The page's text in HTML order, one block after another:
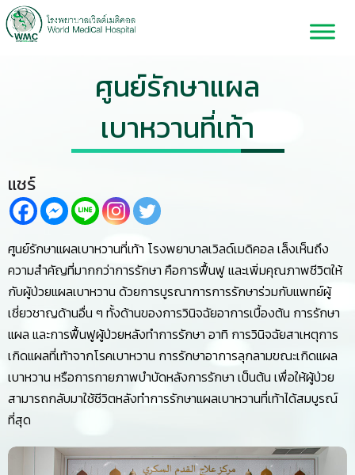
ศูนย์รักษาแผล
เบาหวานที่เท้า
แชร์
ศูนย์รักษาแผลเบาหวานที่เท้า โรงพยาบาลเวิลด์เมดิคอล เล็งเห็นถึง
ความสำคัญที่มากกว่าการรักษา คือการฟื้นฟู และเพิ่มคุณภาพชีวิตให้
กับผู้ป่วยแผลเบาหวาน ด้วยการบูรณาการการรักษาร่วมกับแพทย์ผู้
เชี่ยวชาญด้านอื่น ๆ ทั้งด้านของการวินิจฉัยอาการเบื้องต้น การรักษา
แผล และการฟื้นฟูผู้ป่วยหลังทำการรักษา อาทิ การวินิจฉัยสาเหตุการ
เกิดแผลที่เท้าจากโรคเบาหวาน การรักษาอาการลุกลามขณะเกิดแผล
เบาหวาน หรือการกายภาพบำบัดหลังการรักษา เป็นต้น เพื่อให้ผู้ป่วย
สามารถกลับมาใช้ชีวิตหลังทำการรักษาแผลเบาหวานที่เท้าได้สมบูรณ์
ที่สุด